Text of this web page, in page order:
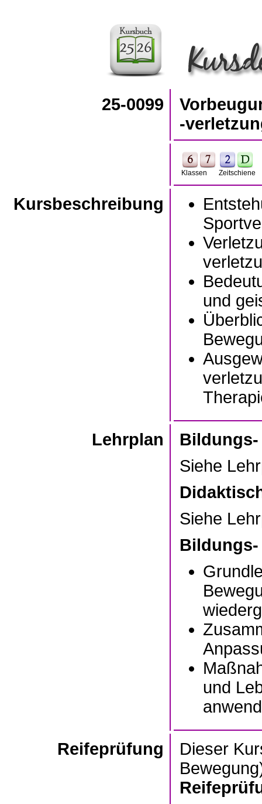
25-0099
-
Klassen Zeitschiene
Kursbeschreibung
und
Lehrplan
Siehe
Siehe
und
Reifeprüfung
Dieser